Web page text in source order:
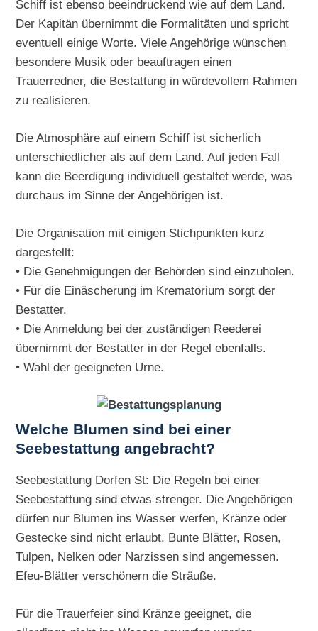
Schiff ist ebenso beeindruckend wie auf dem Land.
Der Kapitän übernimmt die Formalitäten und spricht
eventuell einige Worte. Viele Angehörige wünschen
besondere Musik oder beauftragen einen
Trauerredner, die Bestattung in würdevollem Rahmen
zu realisieren.
Die Atmosphäre auf einem Schiff ist sicherlich
unterschiedlicher als auf dem Land. Auf jeden Fall
kann die Beerdigung individuell gestaltet werde, was
durchaus im Sinne der Angehörigen ist.
Die Organisation mit einigen Stichpunkten kurz
dargestellt:
• Die Genehmigungen der Behörden sind einzuholen.
• Für die Einäscherung im Krematorium sorgt der
Bestatter.
• Die Anmeldung bei der zuständigen Reederei
übernimmt der Bestatter in der Regel ebenfalls.
• Wahl der geeigneten Urne.
Welche Blumen sind bei einer
Seebestattung angebracht?
Seebestattung Dorfen St: Die Regeln bei einer
Seebestattung sind etwas strenger. Die Angehörigen
dürfen nur Blumen ins Wasser werfen, Kränze oder
Gestecke sind nicht erlaubt. Bunte Blätter, Rosen,
Tulpen, Nelken oder Narzissen sind angemessen.
Efeu-Blätter verschönern die Sträuße.
Für die Trauerfeier sind Kränze geeignet, die